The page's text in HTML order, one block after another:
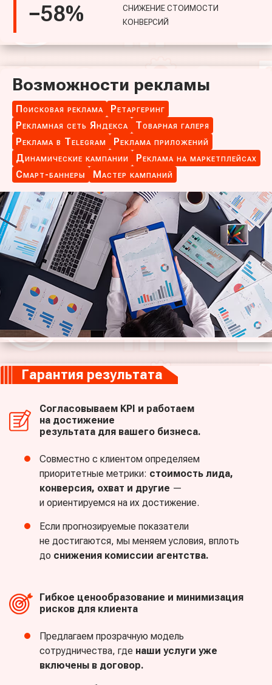
−58%
Снижение стоимости
конверсий
Возможности рекламы
Поисковая реклама
Ретаргеринг
Рекламная сеть Яндекса
Товарная галеря
Реклама в Telegram
Реклама приложений
Динамические кампании
Реклама на маркетплейсах
Смарт-баннеры
Мастер кампаний
Гарантия результата
Согласовываем KPI и работаем
на достижение
результата для вашего бизнеса.
Совместно с клиентом определяем
приоритетные метрики: стоимость лида,
конверсия, охват и другие —
и ориентируемся на их достижение.
Если прогнозируемые показатели
не достигаются, мы меняем условия, вплоть
до снижения комиссии агентства.
Гибкое ценообразование и минимизация
рисков для клиента
Предлагаем прозрачную модель
сотрудничества, где наши услуги уже
включены в договор.